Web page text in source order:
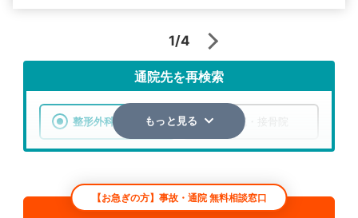
1/4
通院先を再検索
整形外科 整骨院・接骨院
検索する
もっと見る
【お急ぎの方】事故・通院 無料相談窓口